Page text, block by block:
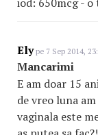
Elype 7 Sep 2014,
Mancarimi
E am doar 15
de vreo luna
vaginala este